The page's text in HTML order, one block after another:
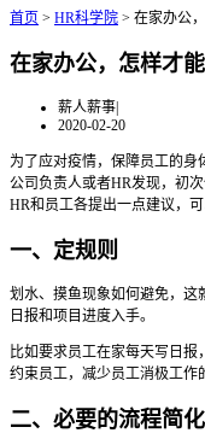
首页 > HR科学院 > 在家办公
在家办公，怎样才
薪人薪事|
2020-02-20
为了应对疫情，保障员工的
公司负责人或者HR发现，初
HR和员工各提出一点建议，
一、定规则
划水、摸鱼现象如何避免，这
日报和项目进度入手。
比如要求员工在家每天写日
约束员工，减少员工消极工作
二、必要的流程简化